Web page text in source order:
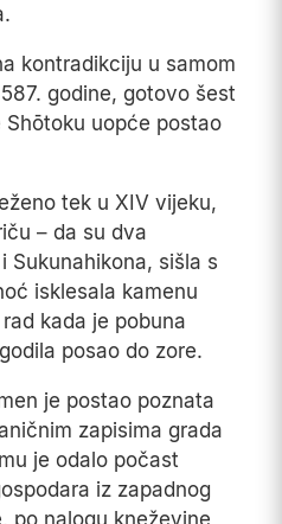
kontradikciju u samom
godine, gotovo šest
uopće postao
tek u XIV vijeku,
– da su dva
Sukunahikona, sišla s
isklesala kamenu
kada je pobuna
posao do zore.
je postao poznata
zapisima grada
je odalo počast
iz zapadnog
po nalogu kneževine